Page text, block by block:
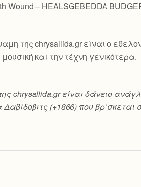
Wound – HEALSGEBEDDA
της chrysallida.gr είναι ο
και την τέχνη γενικότερα.
chrysallida.gr είναι δάνειο
(+1866) που